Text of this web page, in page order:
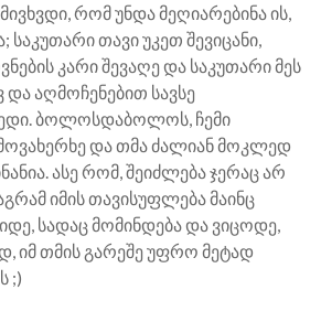
რომ უნდა მეღიარებინა ის,
საკუთარი თავი უკეთ შევიცანი,
კარი შევაღე და საკუთარი მეს
და აღმოჩენებით სავსე
ბოლოსდაბოლოს, ჩემი
და თმა ძალიან მოკლედ
ასე რომ, შეიძლება ჯერაც არ
იმის თავისუფლება მაინც
სადაც მომინდება და ვიცოდე,
იმ თმის გარეშე უფრო მეტად
;)